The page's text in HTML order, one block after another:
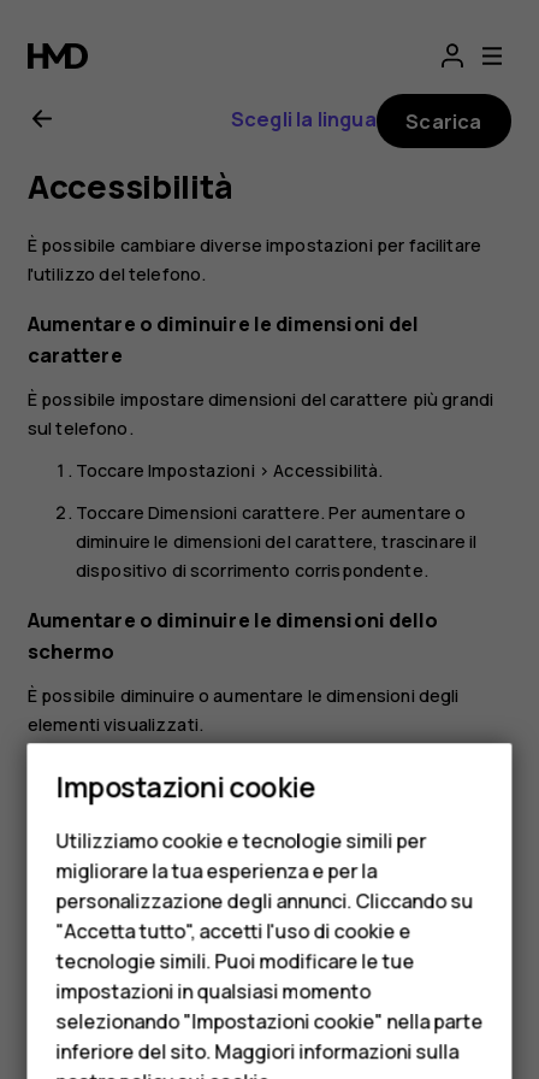
Manuale
d'uso
del
Nokia
G21
Smartphone
Cellulari
Telefoni per anziani
Accessori
HMD Terra M
Per le imprese
Scegli la lingua Scarica
Accessibilità
È possibile cambiare diverse impostazioni per facilitare
l'utilizzo del telefono.
Aumentare o diminuire le dimensioni del
carattere
È possibile impostare dimensioni del carattere più grandi
sul telefono.
ToccareImpostazioni >Accessibilità.
ToccareDimensioni carattere. Per aumentare o
diminuire le dimensioni del carattere, trascinare il
dispositivo di scorrimento corrispondente.
Aumentare o diminuire le dimensioni dello
schermo
È possibile diminuire o aumentare le dimensioni degli
elementi visualizzati.
Toccare
dimensioni dello schermo, trascinare il dispositivo di
scorrimento apposito.
Ti è stato d'aiuto?
Impostazioni cookie
Utilizziamo cookie e tecnologie simili per
migliorare la tua esperienza e per la
personalizzazione degli annunci. Cliccando su
"Accetta tutto", accetti l'uso di cookie e
tecnologie simili. Puoi modificare le tue
impostazioni in qualsiasi momento
selezionando "Impostazioni cookie" nella parte
inferiore del sito. Maggiori informazioni sulla